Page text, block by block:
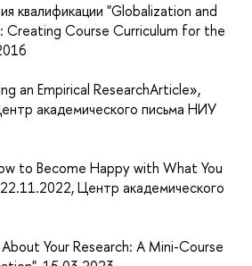
квалификации "Globalization and
Creating Course Curriculum for the
an Empirical ResearchArticle»,
академического письма НИУ
to Become Happy with What You
Центр академического
Your Research: A Mini-Course